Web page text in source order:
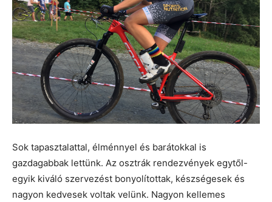
Sok tapasztalattal, élménnyel és barátokkal is
gazdagabbak lettünk. Az osztrák rendezvények egytől-
egyik kiváló szervezést bonyolítottak, készségesek és
nagyon kedvesek voltak velünk. Nagyon kellemes